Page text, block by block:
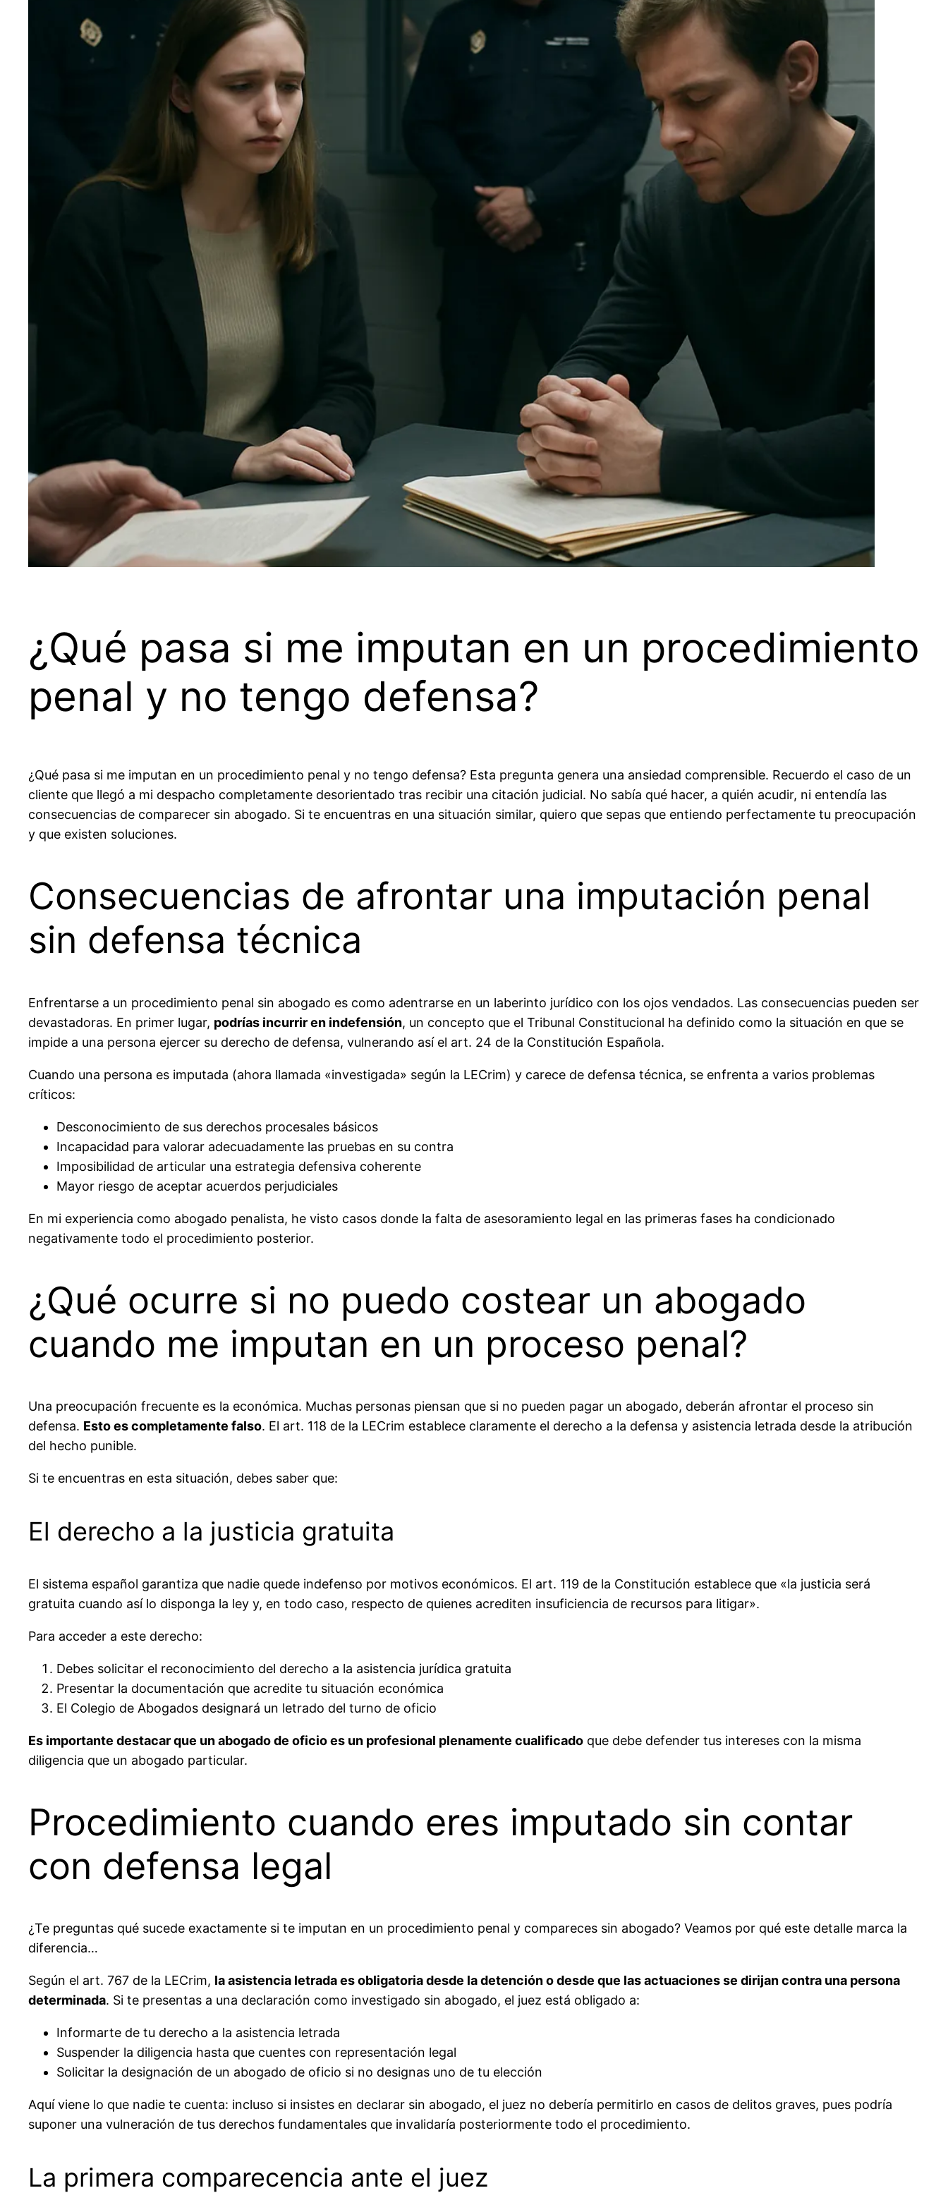
¿Qué pasa si me imputan en un procedimiento
penal y no tengo defensa?
¿Qué pasa si me imputan en un procedimiento penal y no tengo defensa? Esta pregunta genera una ansiedad comprensible. Recuerdo el caso de un
cliente que llegó a mi despacho completamente desorientado tras recibir una citación judicial. No sabía qué hacer, a quién acudir, ni entendía las
consecuencias de comparecer sin abogado. Si te encuentras en una situación similar, quiero que sepas que entiendo perfectamente tu preocupación
y que existen soluciones.
Consecuencias de afrontar una imputación penal
sin defensa técnica
Enfrentarse a un procedimiento penal sin abogado es como adentrarse en un laberinto jurídico con los ojos vendados. Las consecuencias pueden ser
devastadoras. En primer lugar, podrías incurrir en indefensión, un concepto que el Tribunal Constitucional ha definido como la situación en que se
impide a una persona ejercer su derecho de defensa, vulnerando así el art. 24 de la Constitución Española.
Cuando una persona es imputada (ahora llamada «investigada» según la LECrim) y carece de defensa técnica, se enfrenta a varios problemas
críticos:
Desconocimiento de sus derechos procesales básicos
Incapacidad para valorar adecuadamente las pruebas en su contra
Imposibilidad de articular una estrategia defensiva coherente
Mayor riesgo de aceptar acuerdos perjudiciales
En mi experiencia como abogado penalista, he visto casos donde la falta de asesoramiento legal en las primeras fases ha condicionado
negativamente todo el procedimiento posterior.
¿Qué ocurre si no puedo costear un abogado
cuando me imputan en un proceso penal?
Una preocupación frecuente es la económica. Muchas personas piensan que si no pueden pagar un abogado, deberán afrontar el proceso sin
defensa. Esto es completamente falso. El art. 118 de la LECrim establece claramente el derecho a la defensa y asistencia letrada desde la atribución
del hecho punible.
Si te encuentras en esta situación, debes saber que:
El derecho a la justicia gratuita
El sistema español garantiza que nadie quede indefenso por motivos económicos. El art. 119 de la Constitución establece que «la justicia será
gratuita cuando así lo disponga la ley y, en todo caso, respecto de quienes acrediten insuficiencia de recursos para litigar».
Para acceder a este derecho:
Debes solicitar el reconocimiento del derecho a la asistencia jurídica gratuita
Presentar la documentación que acredite tu situación económica
El Colegio de Abogados designará un letrado del turno de oficio
Es importante destacar que un abogado de oficio es un profesional plenamente cualificado que debe defender tus intereses con la misma
diligencia que un abogado particular.
Procedimiento cuando eres imputado sin contar
con defensa legal
¿Te preguntas qué sucede exactamente si te imputan en un procedimiento penal y compareces sin abogado? Veamos por qué este detalle marca la
diferencia…
Según el art. 767 de la LECrim, la asistencia letrada es obligatoria desde la detención o desde que las actuaciones se dirijan contra una persona
determinada. Si te presentas a una declaración como investigado sin abogado, el juez está obligado a:
Informarte de tu derecho a la asistencia letrada
Suspender la diligencia hasta que cuentes con representación legal
Solicitar la designación de un abogado de oficio si no designas uno de tu elección
Aquí viene lo que nadie te cuenta: incluso si insistes en declarar sin abogado, el juez no debería permitirlo en casos de delitos graves, pues podría
suponer una vulneración de tus derechos fundamentales que invalidaría posteriormente todo el procedimiento.
La primera comparecencia ante el juez